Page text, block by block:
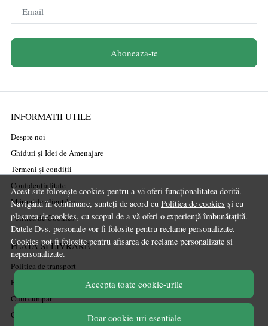
Acest site folosește cookies pentru a vă oferi funcționalitatea dorită.
Navigând în continuare, sunteți de acord cu Politica de cookies și cu
plasarea de cookies, cu scopul de a vă oferi o experiență îmbunătațită.
Datele Dvs. personale vor fi folosite pentru reclame personalizate.
Cookies pot fi folosite pentru afisarea de reclame personalizate si
nepersonalizate.
Accepta toate cookie-urile
Doar cookie-uri esentiale
Email
Aboneaza-te
INFORMATII UTILE
Despre noi
Ghiduri și Idei de Amenajare
Termeni și condiții
Confidențialitate
Mărturiile clienților
Politica de Cookies
PLATA SI LIVRARE
Politica de transport
Politica de retur
Cum cumpăr
Coșul meu